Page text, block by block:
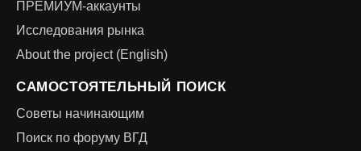
ПРЕМИУМ-аккаунты
Исследования рынка
About the project (English)
САМОСТОЯТЕЛЬНЫЙ ПОИСК
Советы начинающим
Поиск по форуму ВГД